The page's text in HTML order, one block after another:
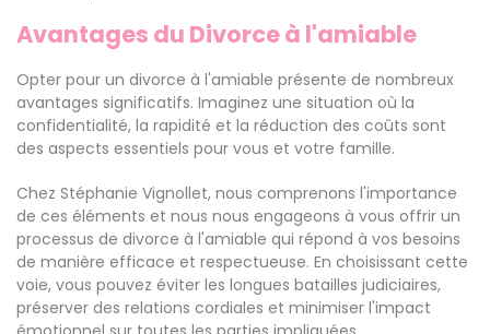
Avantages du Divorce à l'amiable
Opter pour un divorce à l'amiable présente de nombreux
avantages significatifs. Imaginez une situation où la
confidentialité, la rapidité et la réduction des coûts sont
des aspects essentiels pour vous et votre famille.
Chez Stéphanie Vignollet, nous comprenons l'importance
de ces éléments et nous nous engageons à vous offrir un
processus de divorce à l'amiable qui répond à vos besoins
de manière efficace et respectueuse. En choisissant cette
voie, vous pouvez éviter les longues batailles judiciaires,
préserver des relations cordiales et minimiser l'impact